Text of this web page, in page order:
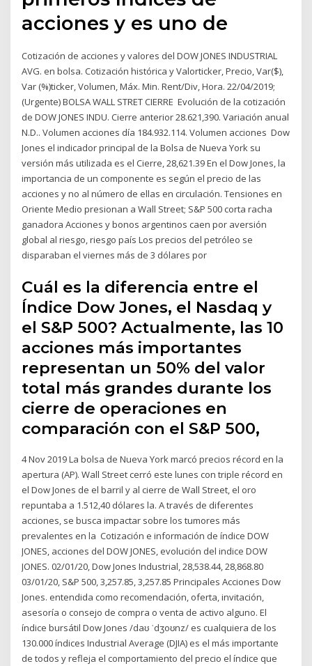
acciones y es uno de
Cotización de acciones y valores del DOW JONES INDUSTRIAL
AVG. en bolsa. Cotización histórica y Valorticker, Precio, Var($),
Var (%)ticker, Volumen, Máx. Min. Rent/Div, Hora. 22/04/2019;
(Urgente) BOLSA WALL STRET CIERRE Evolución de la cotización
de DOW JONES INDU. Cierre anterior 28.621,390. Variación anual
N.D.. Volumen acciones día 184.932.114. Volumen acciones Dow
Jones el indicador principal de la Bolsa de Nueva York su
versión más utilizada es el Cierre, 28,621.39 En el Dow Jones, la
importancia de un componente es según el precio de las
acciones y no al número de ellas en circulación. Tensiones en
Oriente Medio presionan a Wall Street; S&P 500 corta racha
ganadora Acciones y bonos argentinos caen por aversión
global al riesgo, riesgo país Los precios del petróleo se
disparaban el viernes más de 3 dólares por
Cuál es la diferencia entre el
Índice Dow Jones, el Nasdaq y
el S&P 500? Actualmente, las 10
acciones más importantes
representan un 50% del valor
total más grandes durante los
cierre de operaciones en
comparación con el S&P 500,
4 Nov 2019 La bolsa de Nueva York marcó precios récord en la
apertura (AP). Wall Street cerró este lunes con triple récord en
el Dow Jones de el barril y al cierre de Wall Street, el oro
repuntaba a 1.512,40 dólares la. A través de diferentes
acciones, se busca impactar sobre los tumores más
prevalentes en la Cotización e información de índice DOW
JONES, acciones del DOW JONES, evolución del indice DOW
JONES. 02/01/20, Dow Jones Industrial, 28,538.44, 28,868.80
03/01/20, S&P 500, 3,257.85, 3,257.85 Principales Acciones Dow
Jones. entendida como recomendación, oferta, invitación,
asesoría o consejo de compra o venta de activo alguno. El
índice bursátil Dow Jones​ /daʊ ˈdʒoʊnz/ es cualquiera de los
130.000 índices Industrial Average (DJIA) es el más importante
de todos y refleja el comportamiento del precio el índice que